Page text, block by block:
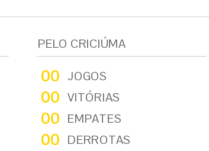
PELO CRICIÚMA
00 JOGOS
00 VITÓRIAS
00 EMPATES
00 DERROTAS